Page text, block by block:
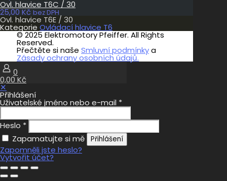
Ovl. hlavice T6C / 30
25,00 Kč bez DPH
Ovl. hlavice T6E / 30
Kategorie Ovládací hlavice T6
© 2025 Elektromotory Pfeiffer. All Rights
Reserved.
Přečtěte si naše Smluvní podmínkya
Zásady ochrany osobních údajů.
0
0,00 Kč
✕
Přihlášení
Uživatelské jméno nebo e-mail *
Heslo *
Zapamatujte si mě
Přihlášení
Zapomněli jste heslo?
Vytvořit účet?